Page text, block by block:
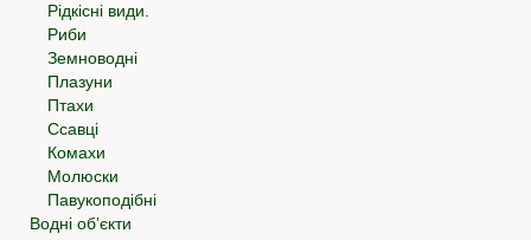
Рідкісні види.
Риби
Земноводні
Плазуни
Птахи
Ссавці
Комахи
Молюски
Павукоподібні
Водні об’єкти